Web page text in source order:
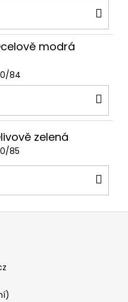
modrá
84
zelená
85